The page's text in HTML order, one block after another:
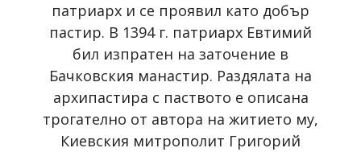
патриарх и се проявил като добър
пастир. В 1394 г. патриарх Евтимий
бил изпратен на заточение в
Бачковския манастир. Раздялата на
архипастира с паството е описана
трогателно от автора на житието му,
Киевския митрополит Григорий